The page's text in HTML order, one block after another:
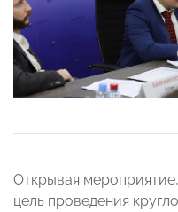
Открывая
цель проведения